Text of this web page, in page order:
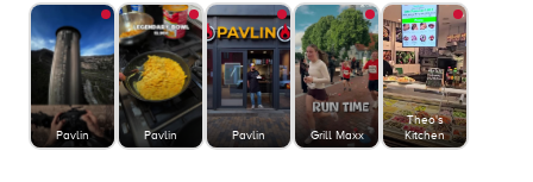
Pavlin Pavlin Pavlin Grill Maxx
Theo's
Kitchen